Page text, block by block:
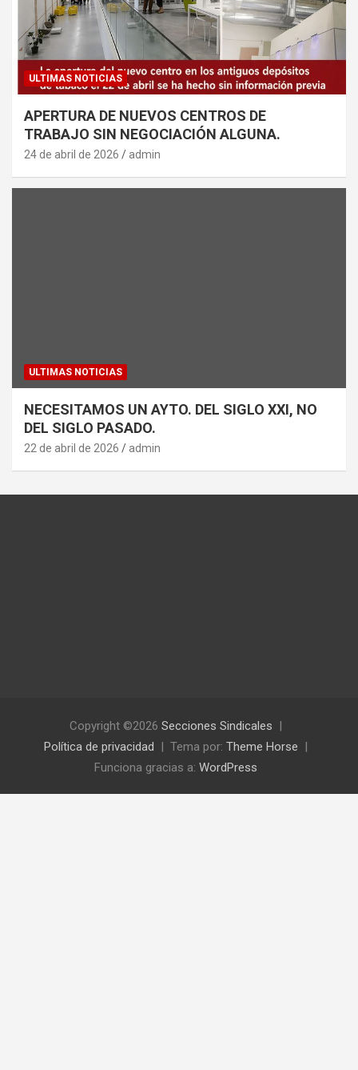
ULTIMAS NOTICIAS
APERTURA DE NUEVOS CENTROS DE
TRABAJO SIN NEGOCIACIÓN ALGUNA.
24 de abril de 2026 admin
ULTIMAS NOTICIAS
NECESITAMOS UN AYTO. DEL SIGLO XXI, NO
DEL SIGLO PASADO.
22 de abril de 2026 admin
Copyright ©2026 Secciones Sindicales
Política de privacidad
Tema por: Theme Horse
Funciona gracias a: WordPress